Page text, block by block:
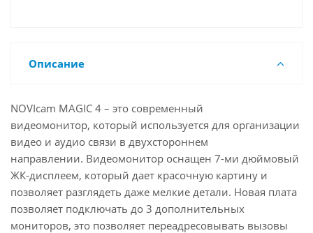
Описание
NOVIcam MAGIC 4 – это современный
видеомонитор, который используется для организации
видео и аудио связи в двухстороннем
направлении. Видеомонитор оснащен 7-ми дюймовый
ЖК-дисплеем, который дает красочную картину и
позволяет разглядеть даже мелкие детали. Новая плата
позволяет подключать до 3 дополнительных
мониторов, это позволяет переадресовывать вызовы